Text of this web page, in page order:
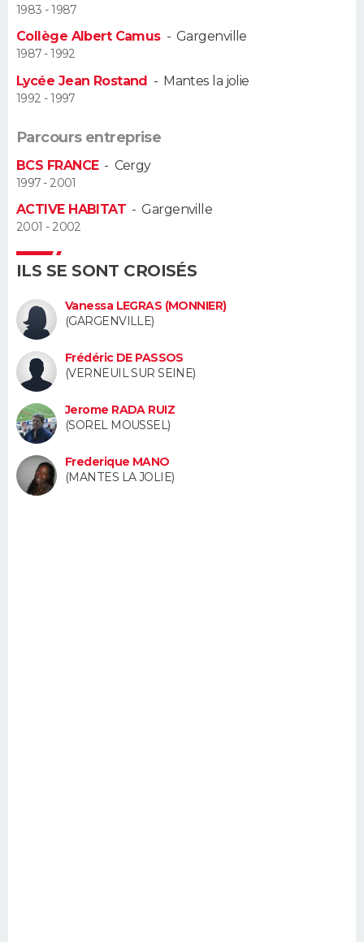
Alimentation
Guide de la santé
Maladies
Médicaments
Sommeil
VOYAGE
PHOTO
CARTE DE VOEUX
Carte de Noël
Carte Bonne année
Carte Saint-Valentin
Carte Pâques
Carte d'anniversaire
DICTIONNAIRE
Dictionnaire
Biographies
Citations
Expressions
Proverbes
PROGRAMME TV
COPAINS D'AVANT
S'inscrire
Se connecter
Lycées
Collèges
Primaires
Universités
Entreprises
Service militaire
Avis de recherche
AVIS DE DÉCÈS
FORUM
Bricolage
Lifestyle
Culture
Sport
Auto
Television
Voyage
Cinema
1983 - 1987
Collège Albert Camus-Gargenville
1987 - 1992
Lycée Jean Rostand - Mantes la jolie
1992 - 1997
Parcours entreprise
BCS FRANCE- Cergy
1997 - 2001
ACTIVE HABITAT -Gargenville
2001 - 2002
ILS SE SONT CROISÉS
Vanessa LEGRAS (MONNIER)
(GARGENVILLE)
Frédéric DE PASSOS
(VERNEUIL SUR SEINE)
Jerome RADA RUIZ
(SOREL MOUSSEL)
Frederique MANO
(MANTES LA JOLIE)